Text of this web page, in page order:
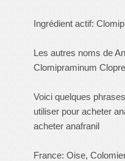
Ingrédient actif:
Les autres noms de
Clomipraminum
Voici quelques
utiliser pour acheter
acheter anafranil
France: Oise,